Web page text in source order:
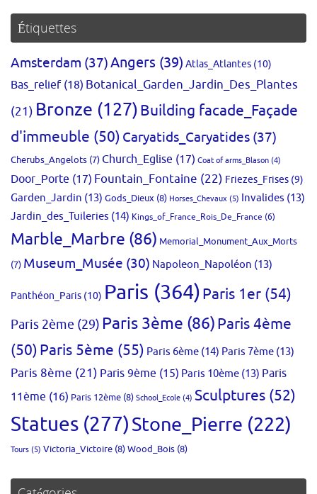
Étiquettes
Amsterdam (37)Angers (39) Atlas_Atlantes (10)
Bas_relief(18) Botanical_Garden_Jardin_Des_Plantes
(21) Bronze (127)Building facade_Façade
d'immeuble (50) Caryatids_Caryatides (37)
Cherubs_Angelots (7) Church_Eglise (17) Coat of arms_Blason (4)
Door_Porte (17) Fountain_Fontaine (22) Friezes_Frises (9)
Garden_Jardin (13) Gods_Dieux (8) Horses_Chevaux (5) Invalides (13)
Jardin_des_Tuileries (14) Kings_of_France_Rois_De_France (6)
Marble_Marbre (86) Memorial_Monument_Aux_Morts
(7) Museum_Musée (30) Napoleon_Napoléon (13)
Panthéon_Paris (10) Paris (364)Paris 1er (54)
Paris 2ème (29) Paris 3ème (86)Paris 4ème
(50)Paris 5ème (55) Paris 6ème (14) Paris 7ème (13)
Paris 8ème (21) Paris 9ème (15) Paris 10ème (13) Paris
11ème (16) Paris 12ème (8) School_Ecole (4) Sculptures (52)
Statues (277)Stone_Pierre (222)
Tours (5) Victoria_Victoire (8)Wood_Bois (8)